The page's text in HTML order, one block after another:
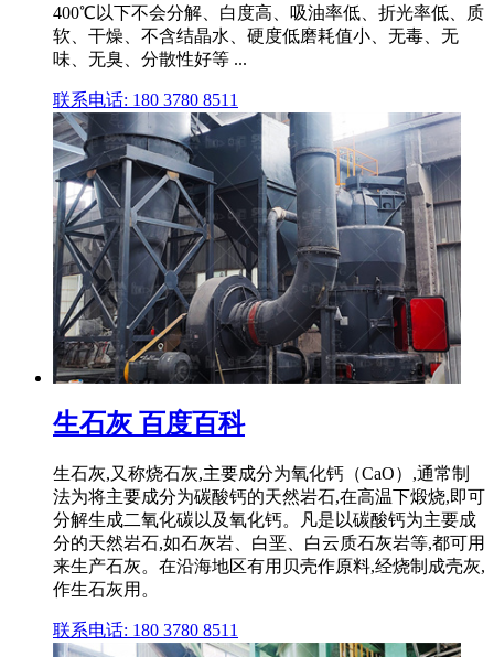
400℃以下不会分解、白度高、吸油率低、折光率低、质
软、干燥、不含结晶水、硬度低磨耗值小、无毒、无
味、无臭、分散性好等 ...
联系电话: 180 3780 8511
生石灰 百度百科
生石灰,又称烧石灰,主要成分为氧化钙（CaO）,通常制
法为将主要成分为碳酸钙的天然岩石,在高温下煅烧,即可
分解生成二氧化碳以及氧化钙。凡是以碳酸钙为主要成
分的天然岩石,如石灰岩、白垩、白云质石灰岩等,都可用
来生产石灰。在沿海地区有用贝壳作原料,经烧制成壳灰,
作生石灰用。
联系电话: 180 3780 8511